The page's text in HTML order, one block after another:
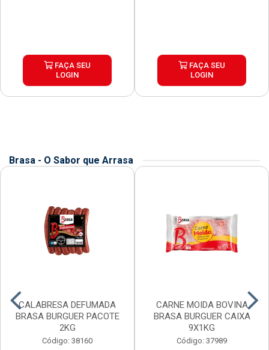
FAÇA SEU
LOGIN
FAÇA SEU
LOGIN
Brasa - O Sabor que Arrasa
CALABRESA DEFUMADA
BRASA BURGUER PACOTE
2KG
Código: 38160
CARNE MOIDA BOVINA
BRASA BURGUER CAIXA
9X1KG
Código: 37989